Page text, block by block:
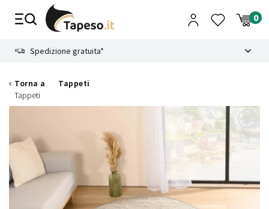
Spedizione gratuita*
Torna a
Tappeti
Tappeti